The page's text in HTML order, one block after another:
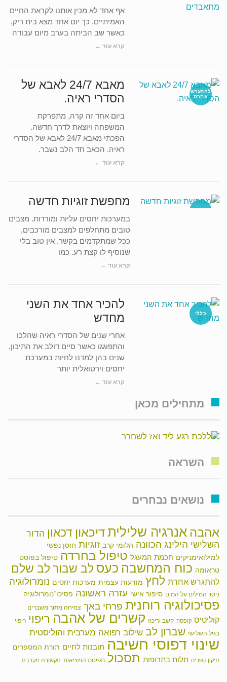
אף אחד לא מכין אותנו לקראת החיים
האמיתיים. כך יום אחד מצא בית ריק,
כאשר שב הביתה בערב מיום עבודה
קרא עוד ←
להתגרש
אחרת
מאבא 24/7 לאבא של
הסדרי ראיה.
ביום אחד זה קרה, מתפרקת
המשפחה ויוצאת לדרך חדשה.
הפכתי מאבא 24/7 לאבא של הסדרי
ראיה. הכאב חד הלב נשבר.
קרא עוד ←
מחפשת זוגיות חדשה
במערכות יחסים עליות ומורדות. מצבים
טובים מתחלפים למצבים מורכבים,
ככל שמתקדמים בקשר. אין טוב בלי
שנוסיף לו קצת רע. כמו
קרא עוד ←
כללי
להכיר אחד את השני
מחדש
אחרי שנים של הסדרי ראיה שהלכו
והתפוגגו כאשר סיים דולב את התיכון,
שנים בהן למדנו לחיות במערכת
יחסים וירטואלית יותר
קרא עוד ←
מתחילים מכאן
השראה
נושאים נבחרים
אהבה אנרגיה שליליתדיכאון דכאון הדור
השלישי הילינג הכוונה הלומי קרב זוגיות חוסן נפשי
למילואימניקים חכמת המעגל טיפול בחרדה טיפול בפוסט
טראומה כוח המחשבה כעס לב שבור לב שלם
להתגרש אחרת לחץ מודעות עצמית מערכות יחסים נומרולוגיה
ניסוי המילים על המים סיפור אישי עזרה ראשונה פסיכו־נומרולוגיה
פסיכולוגיה רוחנית פרחי באך צמיחה מתוך משברים
קוליטיס קופסה קשב וריכוז קשרים של אהבה ריפוי ריפוי
בגיל השלישי שברון לב שילוב רפואה מערבית והוליסטית
שינוי דפוסי חשיבה תובנות לחיים תורת המספרים
תיקון קשרים תלות בתרופות תסכול תפיסת המציאות תקשורת מקרבת